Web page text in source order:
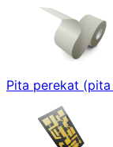
Pita perekat (pita